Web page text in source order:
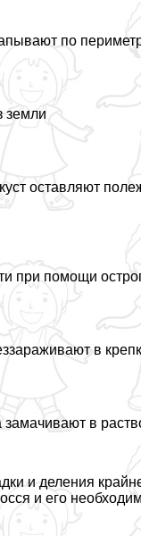
по
земли
оставляют
при помощи
в
в
и деления
и его